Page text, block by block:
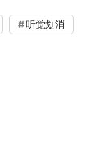
听觉划消